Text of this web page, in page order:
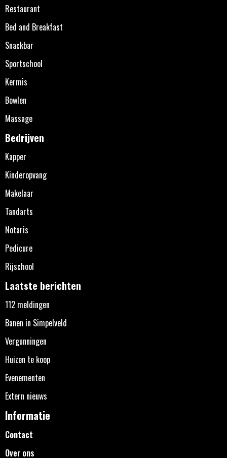
Restaurant
Bed and Breakfast
Snackbar
Sportschool
Kermis
Bowlen
Massage
Bedrijven
Kapper
Kinderopvang
Makelaar
Tandarts
Notaris
Pedicure
Rijschool
Laatste berichten
112 meldingen
Banen in Simpelveld
Vergunningen
Huizen te koop
Evenementen
Extern nieuws
Informatie
Contact
Over ons